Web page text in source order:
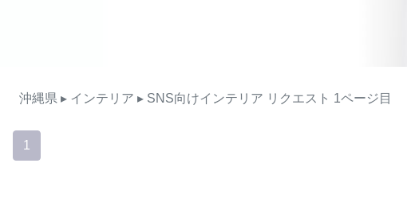
沖縄県 ▸ インテリア ▸ SNS向けインテリア リクエスト 1ページ目
1